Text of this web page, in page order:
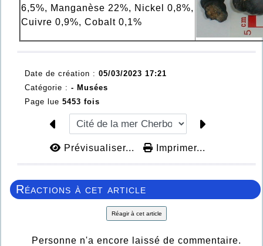
6,5%, Manganèse 22%, Nickel 0,8%,
Cuivre 0,9%, Cobalt 0,1%
Date de création : 05/03/2023 17:21
Catégorie : - Musées
Page lue 5453 fois
Prévisualiser... Imprimer...
Réactions à cet article
Réagir à cet article
Personne n'a encore laissé de commentaire.